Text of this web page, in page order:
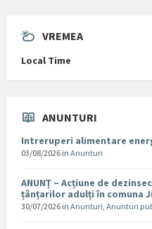
VREMEA
Local Time
ANUNTURI
Intreruperi alimentare
03/08/2026 in Anunturi
ANUNȚ – Acțiune de
țânțarilor adulți în comuna
30/07/2026 in Anunturi, Anunturi